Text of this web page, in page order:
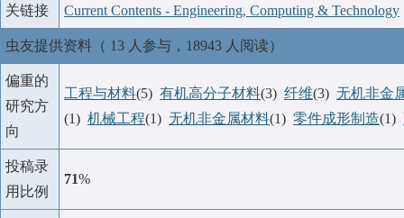
关链接
Current Contents - Engineering, Computing & Technology
虫友提供资料（ 13 人参与，18943 人阅读）
偏重的
研究方
向
工程与材料(5) 有机高分子材料(3) 纤维(3) 无机非金
(1) 机械工程(1) 无机非金属材料(1) 零件成形制造(1)
投稿录
用比例
71%